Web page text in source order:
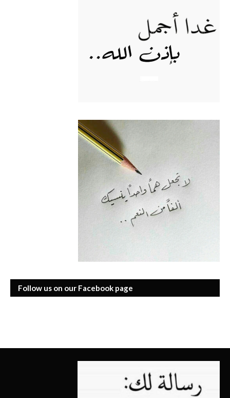
Follow us on our Facebook page